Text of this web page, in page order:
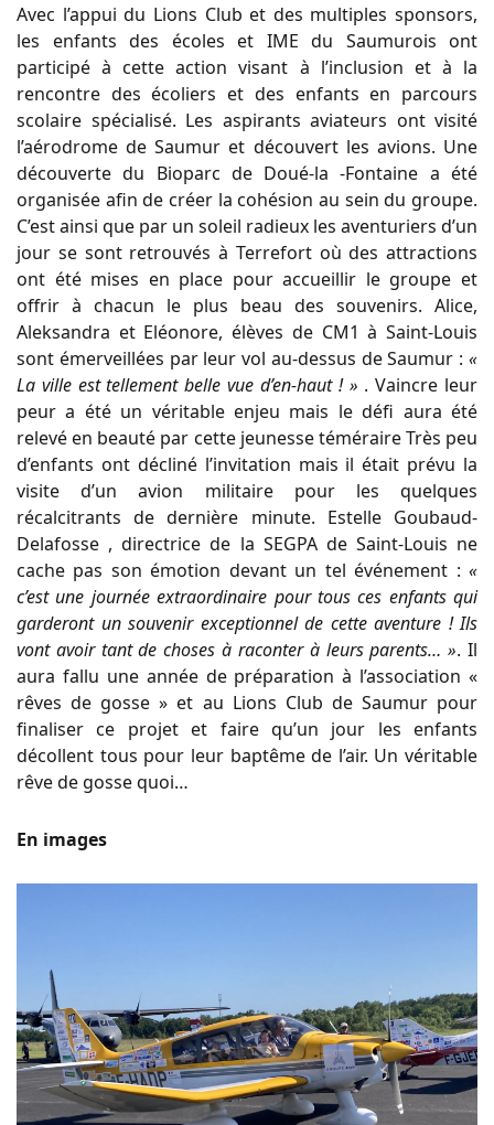
Avec l’appui du Lions Club et des multiples sponsors,
les enfants des écoles et IME du Saumurois ont
participé à cette action visant à l’inclusion et à la
rencontre des écoliers et des enfants en parcours
scolaire spécialisé. Les aspirants aviateurs ont visité
l’aérodrome de Saumur et découvert les avions. Une
découverte du Bioparc de Doué-la -Fontaine a été
organisée afin de créer la cohésion au sein du groupe.
C’est ainsi que par un soleil radieux les aventuriers d’un
jour se sont retrouvés à Terrefort où des attractions
ont été mises en place pour accueillir le groupe et
offrir à chacun le plus beau des souvenirs. Alice,
Aleksandra et Eléonore, élèves de CM1 à Saint-Louis
sont émerveillées par leur vol au-dessus de Saumur : «
La ville est tellement belle vue d’en-haut ! » . Vaincre leur
peur a été un véritable enjeu mais le défi aura été
relevé en beauté par cette jeunesse téméraire Très peu
d’enfants ont décliné l’invitation mais il était prévu la
visite d’un avion militaire pour les quelques
récalcitrants de dernière minute. Estelle Goubaud-
Delafosse , directrice de la SEGPA de Saint-Louis ne
cache pas son émotion devant un tel événement : «
c’est une journée extraordinaire pour tous ces enfants qui
garderont un souvenir exceptionnel de cette aventure ! Ils
vont avoir tant de choses à raconter à leurs parents… ». Il
aura fallu une année de préparation à l’association «
rêves de gosse » et au Lions Club de Saumur pour
finaliser ce projet et faire qu’un jour les enfants
décollent tous pour leur baptême de l’air. Un véritable
rêve de gosse quoi…
En images